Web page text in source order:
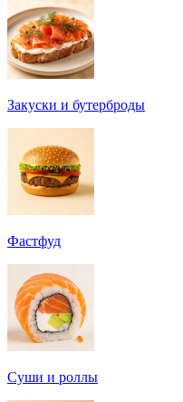
Закуски и бутерброды
Фастфуд
Суши и роллы